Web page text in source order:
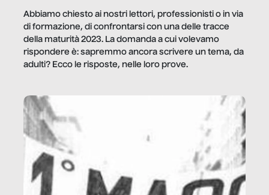
Abbiamo chiesto ai nostri lettori, professionisti o in via
di formazione, di confrontarsi con una delle tracce
della maturità 2023. La domanda a cui volevamo
rispondere è: sapremmo ancora scrivere un tema, da
adulti? Ecco le risposte, nelle loro prove.